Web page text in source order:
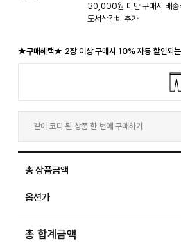
30,000원 미만 구매시 배
도서산간비 추가
★구매혜택★ 2장 이상 구매시 10% 자동 할인되는
같이 코디 된 상품 한 번에 구매하기
총 상품금액
옵션가
총 합계금액